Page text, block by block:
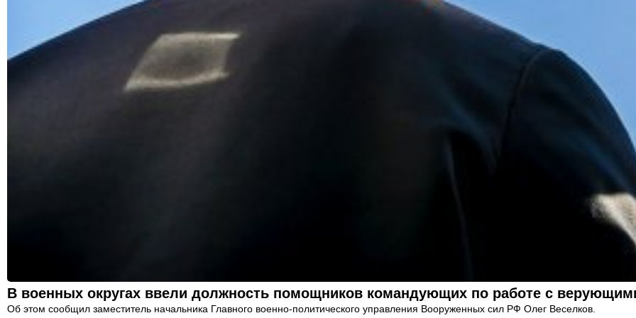
В военных округах ввели должность помощников командующих по работе с
Об этом сообщил заместитель начальника Главного военно-политического управления Вооруженных сил РФ Олег Веселков.